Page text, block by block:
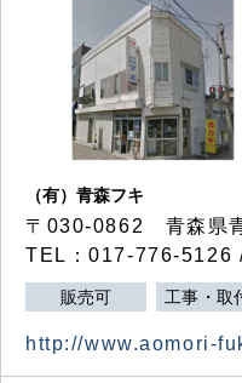
（有）青森フキ
〒030-0862 青森県
TEL：017-776-5126
販売可 工事・取
http://www.aomori-